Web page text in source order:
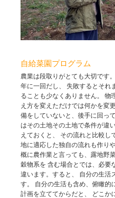
自給菜園プログラム
農業は段取りがとても大切です
年に一回だし、 失敗するとそれ
ることも少なくありません。 物
え方を変えただけでは何かを変
備をしていないと、後手に回っ
はその土地その土地で条件が違
えておくと、 その流れと比較し
地に適応した独自の流れも作り
概に農作業と言っても、露地野
穀物系を 含む場合とでは、必要
違います。すると、 自分の生活
す。 自分の生活も含め、俯瞰的
計画を立ててからだと、 どこか